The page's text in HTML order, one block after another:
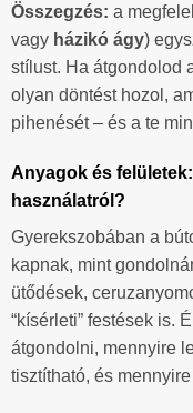
Összegzés: a
vagy házikó ágy)
stílust. Ha átgondolod
olyan döntést hozol,
pihenését – és a te
Anyagok és
használatról?
Gyerekszobában a
kapnak, mint
ütődések,
“kísérleti” festések is.
átgondolni, mennyire
tisztítható, és